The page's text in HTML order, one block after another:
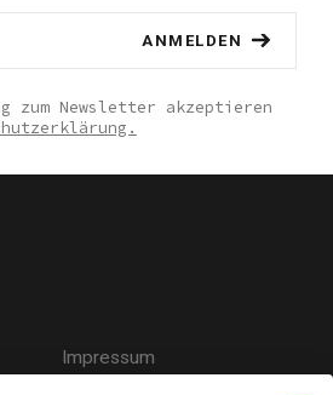
ANMELDEN
zum Newsletter akzeptieren
Impressum